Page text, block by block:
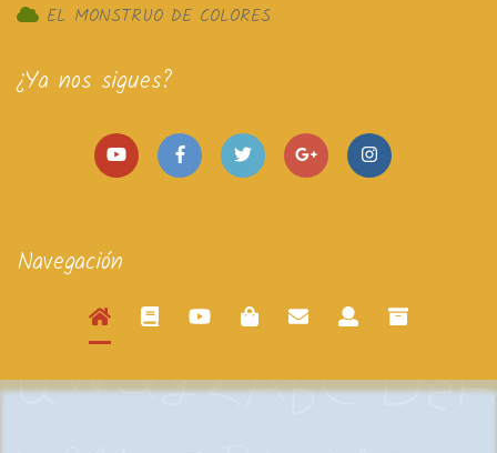
EL MONSTRUO DE COLORES
¿Ya nos sigues?
Navegación